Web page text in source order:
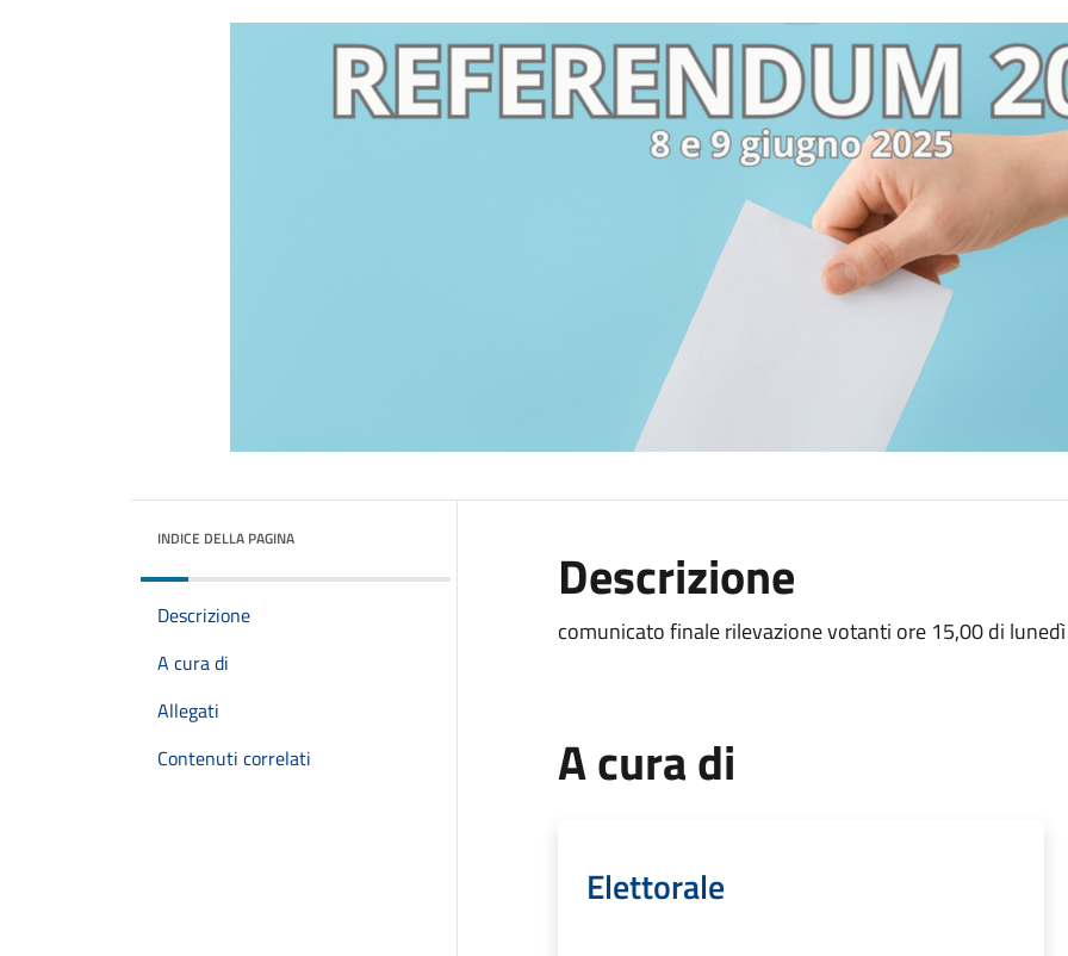
INDICE DELLA PAGINA
Descrizione
A cura di
Allegati
Contenuti correlati
Descrizione
comunicato finale rilevazione votanti ore 15,00 di
A cura di
Elettorale